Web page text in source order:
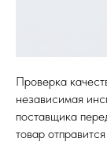
Проверка
независимая
поставщика
товар